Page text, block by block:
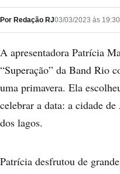
Por Redação RJ03/03/2023 às 19:30
A apresentadora Patrícia
“Superação” da Band Rio
uma primavera. Ela
celebrar a data: a cidade
dos lagos.
Patrícia desfrutou de